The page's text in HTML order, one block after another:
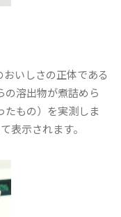
いしさの正体である
の溶出物が煮詰めら
たもの）を実測しま
表示されます。